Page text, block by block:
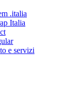
.italia
Italia
e servizi